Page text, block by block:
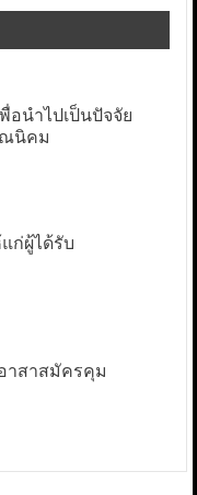
อนำไปเป็นปัจจัย
นิคม
ก่ผู้ได้รับ
าสาสมัครคุม